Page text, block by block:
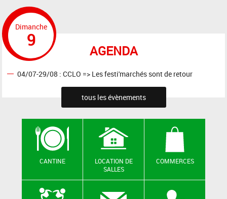
AGENDA
Dimanche
9
04/07-29/08 : CCLO => Les festi'marchés sont de retour
tous les évènements
CANTINE
LOCATION DE
SALLES
COMMERCES